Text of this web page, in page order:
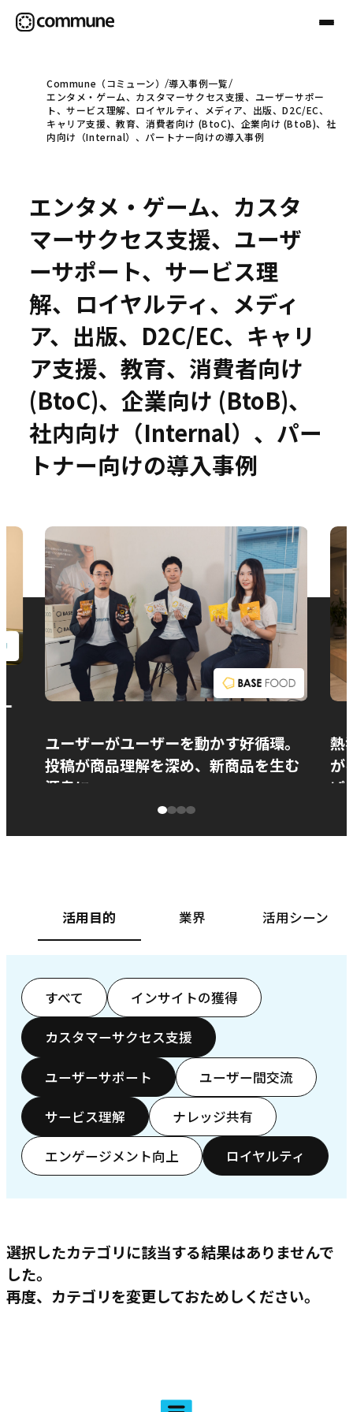
Communeについて
事例
セミナー
お役立ち情報
お問い合わせ
Commune（コミューン）
導入事例一覧
エンタメ・ゲーム、カスタマーサクセス支援、ユーザーサポー
ト、サービス理解、ロイヤルティ、メディア、出版、D2C/EC、
キャリア支援、教育、消費者向け (BtoC)、企業向け (BtoB)、社
内向け（Internal）、パートナー向けの導入事例
エンタメ・ゲーム、カスタ
マーサクセス支援、ユーザ
ーサポート、サービス理
解、ロイヤルティ、メディ
ア、出版、D2C/EC、キャリ
ア支援、教育、消費者向け
(BtoC)、企業向け (BtoB)、
社内向け（Internal）、パー
トナー向けの導入事例
ユーザーがユーザーを動かす好循環。
投稿が商品理解を深め、新商品を生む
源泉に
熱
が
ぱ
活用目的 業界 活用シーン
すべて インサイトの獲得
カスタマーサクセス支援
ユーザーサポート ユーザー間交流
サービス理解 ナレッジ共有
エンゲージメント向上 ロイヤルティ
選択したカテゴリに該当する結果はありませんで
した。
再度、カテゴリを変更しておためしください。